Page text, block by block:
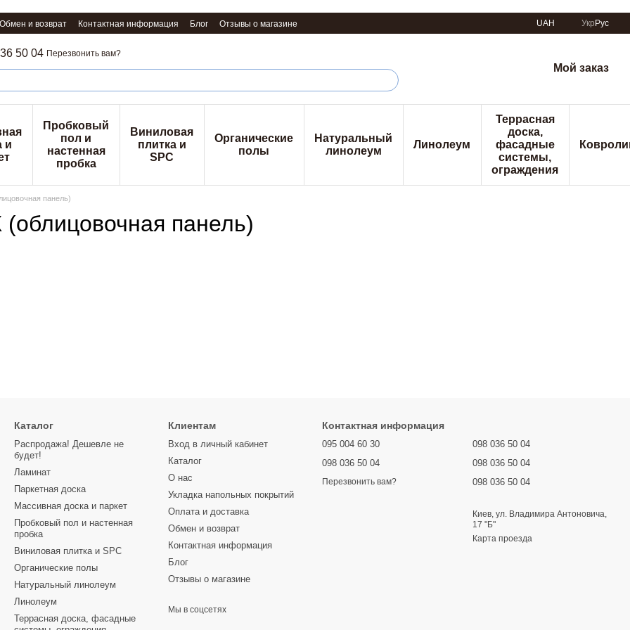
Обмен и возврат Контактная информация Блог Отзывы о магазине UAH Укр Рус
50 04 Перезвонить вам?
Мой заказ
и
Пробковый
пол и
настенная
пробка
Виниловая
плитка и
SPC
Органические
полы
Натуральный
линолеум
Линолеум
Террасная
доска,
фасадные
системы,
ограждения
панель)
панель)
Каталог
Распродажа! Дешевле не
будет!
Ламинат
Паркетная доска
Массивная доска и паркет
Пробковый пол и настенная
пробка
Виниловая плитка и SPC
Органические полы
Натуральный линолеум
Линолеум
Террасная доска, фасадные
Клиентам
Вход в личный кабинет
Каталог
О нас
Укладка напольных покрытий
Оплата и доставка
Обмен и возврат
Контактная информация
Блог
Отзывы о магазине
Мы в соцсетях
Контактная информация
095 004 60 30
098 036 50 04
Перезвонить вам?
098 036 50 04
098 036 50 04
098 036 50 04
Киев, ул. Владимира Антоновича,
17 "Б"
Карта проезда